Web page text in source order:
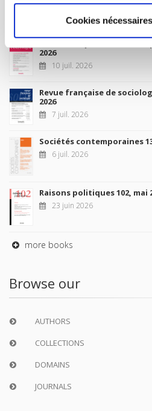
Cookies
New Releases
2026
10 juil. 2026
Revue française de
2026
7 juil. 2026
Sociétés contemporaines
6 juil. 2026
Raisons politiques 102, mai
23 juin 2026
more books
Browse our
AUTHORS
COLLECTIONS
DOMAINS
JOURNALS